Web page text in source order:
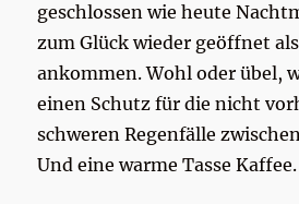
geschlossen wie heute
zum Glück wieder geöffnet
ankommen. Wohl oder übel,
einen Schutz für die nicht
schweren Regenfälle
Und eine warme Tasse Kaffee.